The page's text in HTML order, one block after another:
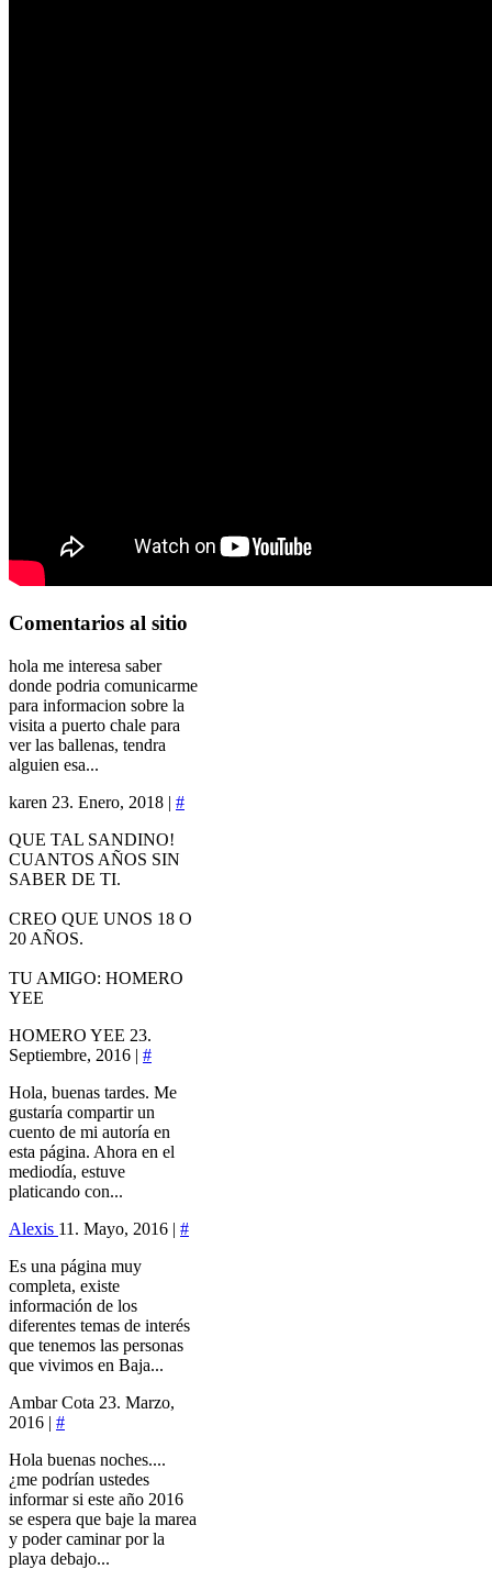
Comentarios al sitio
hola me interesa saber
donde podria comunicarme
para informacion sobre la
visita a puerto chale para
ver las ballenas, tendra
alguien esa...
karen 23. Enero, 2018 | #
QUE TAL SANDINO!
CUANTOS AÑOS SIN
SABER DE TI.
CREO QUE UNOS 18 O
20 AÑOS.
TU AMIGO: HOMERO
YEE
HOMERO YEE 23.
Septiembre, 2016 | #
Hola, buenas tardes. Me
gustaría compartir un
cuento de mi autoría en
esta página. Ahora en el
mediodía, estuve
platicando con...
Alexis 11. Mayo, 2016 | #
Es una página muy
completa, existe
información de los
diferentes temas de interés
que tenemos las personas
que vivimos en Baja...
Ambar Cota 23. Marzo,
2016 | #
Hola buenas noches....
¿me podrían ustedes
informar si este año 2016
se espera que baje la marea
y poder caminar por la
playa debajo...